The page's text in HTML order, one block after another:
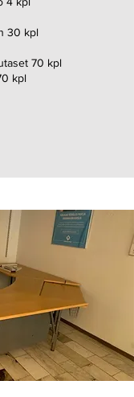
30 kpl
70 kpl
kpl